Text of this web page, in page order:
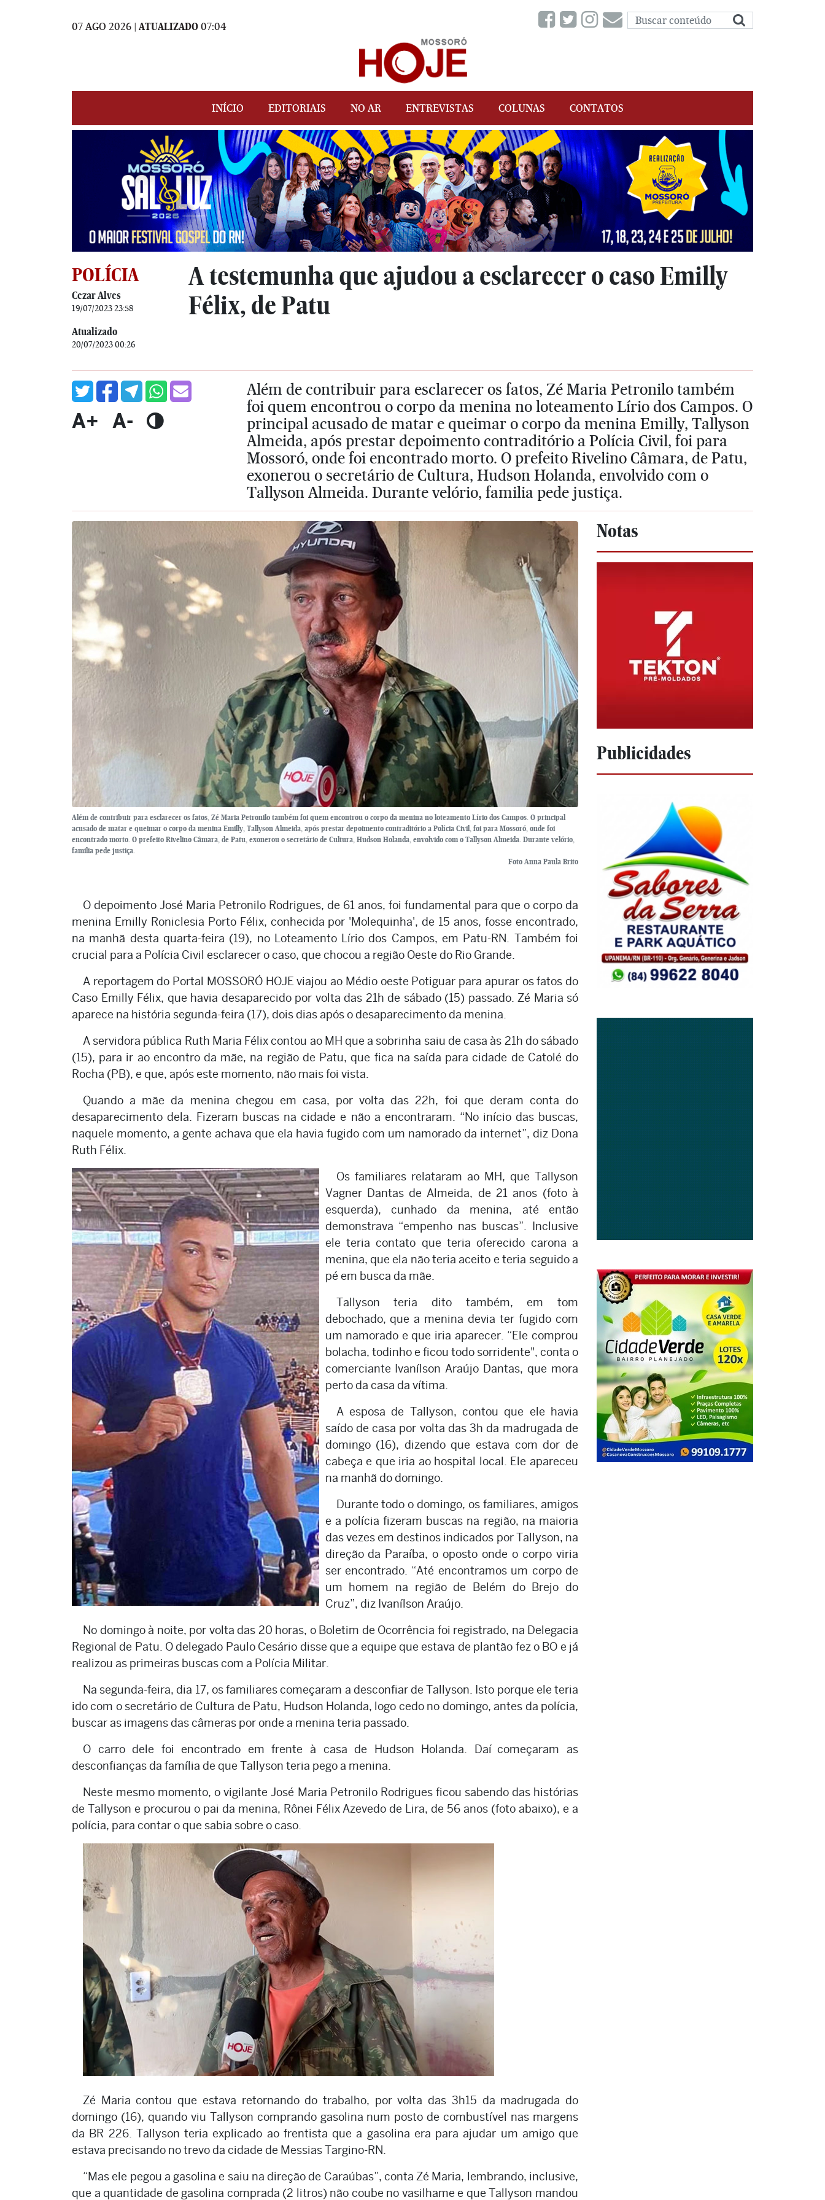
07 AGO 2026 | ATUALIZADO 07:04
INÍCIO EDITORIAIS NO AR ENTREVISTAS COLUNAS CONTATOS
POLÍCIA
Cezar Alves
19/07/2023 23:58
Atualizado
20/07/2023 00:26
A testemunha que ajudou a esclarecer o caso Emilly
Félix, de Patu
A+ A-
Além de contribuir para esclarecer os fatos, Zé Maria Petronilo também
foi quem encontrou o corpo da menina no loteamento Lírio dos Campos. O
principal acusado de matar e queimar o corpo da menina Emilly, Tallyson
Almeida, após prestar depoimento contraditório a Polícia Civil, foi para
Mossoró, onde foi encontrado morto. O prefeito Rivelino Câmara, de Patu,
exonerou o secretário de Cultura, Hudson Holanda, envolvido com o
Tallyson Almeida. Durante velório, familia pede justiça.
Além de contribuir para esclarecer os fatos, Zé Maria Petronilo também foi quem encontrou o corpo da menina no loteamento Lírio dos Campos. O principal
acusado de matar e queimar o corpo da menina Emilly, Tallyson Almeida, após prestar depoimento contraditório a Polícia Civil, foi para Mossoró, onde foi
encontrado morto. O prefeito Rivelino Câmara, de Patu, exonerou o secretário de Cultura, Hudson Holanda, envolvido com o Tallyson Almeida. Durante velório,
familia pede justiça.
Foto Anna Paula Brito
O depoimento José Maria Petronilo Rodrigues, de 61 anos, foi fundamental para que o corpo da
menina Emilly Roniclesia Porto Félix, conhecida por 'Molequinha', de 15 anos, fosse encontrado,
na manhã desta quarta-feira (19), no Loteamento Lírio dos Campos, em Patu-RN. Também foi
crucial para a Polícia Civil esclarecer o caso, que chocou a região Oeste do Rio Grande.
A reportagem do Portal MOSSORÓ HOJE viajou ao Médio oeste Potiguar para apurar os fatos do
Caso Emilly Félix, que havia desaparecido por volta das 21h de sábado (15) passado. Zé Maria só
aparece na história segunda-feira (17), dois dias após o desaparecimento da menina.
A servidora pública Ruth Maria Félix contou ao MH que a sobrinha saiu de casa às 21h do sábado
(15), para ir ao encontro da mãe, na região de Patu, que fica na saída para cidade de Catolé do
Rocha (PB), e que, após este momento, não mais foi vista.
Quando a mãe da menina chegou em casa, por volta das 22h, foi que deram conta do
desaparecimento dela. Fizeram buscas na cidade e não a encontraram. “No início das buscas,
naquele momento, a gente achava que ela havia fugido com um namorado da internet”, diz Dona
Ruth Félix.
Os familiares relataram ao MH, que Tallyson
Vagner Dantas de Almeida, de 21 anos (foto à
esquerda), cunhado da menina, até então
demonstrava “empenho nas buscas”. Inclusive
ele teria contato que teria oferecido carona a
menina, que ela não teria aceito e teria seguido a
pé em busca da mãe.
Tallyson teria dito também, em tom
debochado, que a menina devia ter fugido com
um namorado e que iria aparecer. “Ele comprou
bolacha, todinho e ficou todo sorridente", conta o
comerciante Ivanílson Araújo Dantas, que mora
perto da casa da vítima.
A esposa de Tallyson, contou que ele havia
saído de casa por volta das 3h da madrugada de
domingo (16), dizendo que estava com dor de
cabeça e que iria ao hospital local. Ele apareceu
na manhã do domingo.
Durante todo o domingo, os familiares, amigos
e a polícia fizeram buscas na região, na maioria
das vezes em destinos indicados por Tallyson, na
direção da Paraíba, o oposto onde o corpo viria
ser encontrado. “Até encontramos um corpo de
um homem na região de Belém do Brejo do
Cruz”, diz Ivanílson Araújo.
No domingo à noite, por volta das 20 horas, o Boletim de Ocorrência foi registrado, na Delegacia
Regional de Patu. O delegado Paulo Cesário disse que a equipe que estava de plantão fez o BO e já
realizou as primeiras buscas com a Polícia Militar.
Na segunda-feira, dia 17, os familiares começaram a desconfiar de Tallyson. Isto porque ele teria
ido com o secretário de Cultura de Patu, Hudson Holanda, logo cedo no domingo, antes da polícia,
buscar as imagens das câmeras por onde a menina teria passado.
O carro dele foi encontrado em frente à casa de Hudson Holanda. Daí começaram as
desconfianças da família de que Tallyson teria pego a menina.
Neste mesmo momento, o vigilante José Maria Petronilo Rodrigues ficou sabendo das histórias
de Tallyson e procurou o pai da menina, Rônei Félix Azevedo de Lira, de 56 anos (foto abaixo), e a
polícia, para contar o que sabia sobre o caso.
Zé Maria contou que estava retornando do trabalho, por volta das 3h15 da madrugada do
domingo (16), quando viu Tallyson comprando gasolina num posto de combustível nas margens
da BR 226. Tallyson teria explicado ao frentista que a gasolina era para ajudar um amigo que
estava precisando no trevo da cidade de Messias Targino-RN.
“Mas ele pegou a gasolina e saiu na direção de Caraúbas”, conta Zé Maria, lembrando, inclusive,
que a quantidade de gasolina comprada (2 litros) não coube no vasilhame e que Tallyson mandou
Notas
Publicidades